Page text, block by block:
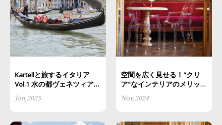
Kartellと旅するイタリア
Vol.1 水の都ヴェネツィアと
名峰モンブランに魅せられ
て
Jan,2025
空間を広く見せる！"クリ
ア"なインテリアのメリット
とは？
Nov,2024